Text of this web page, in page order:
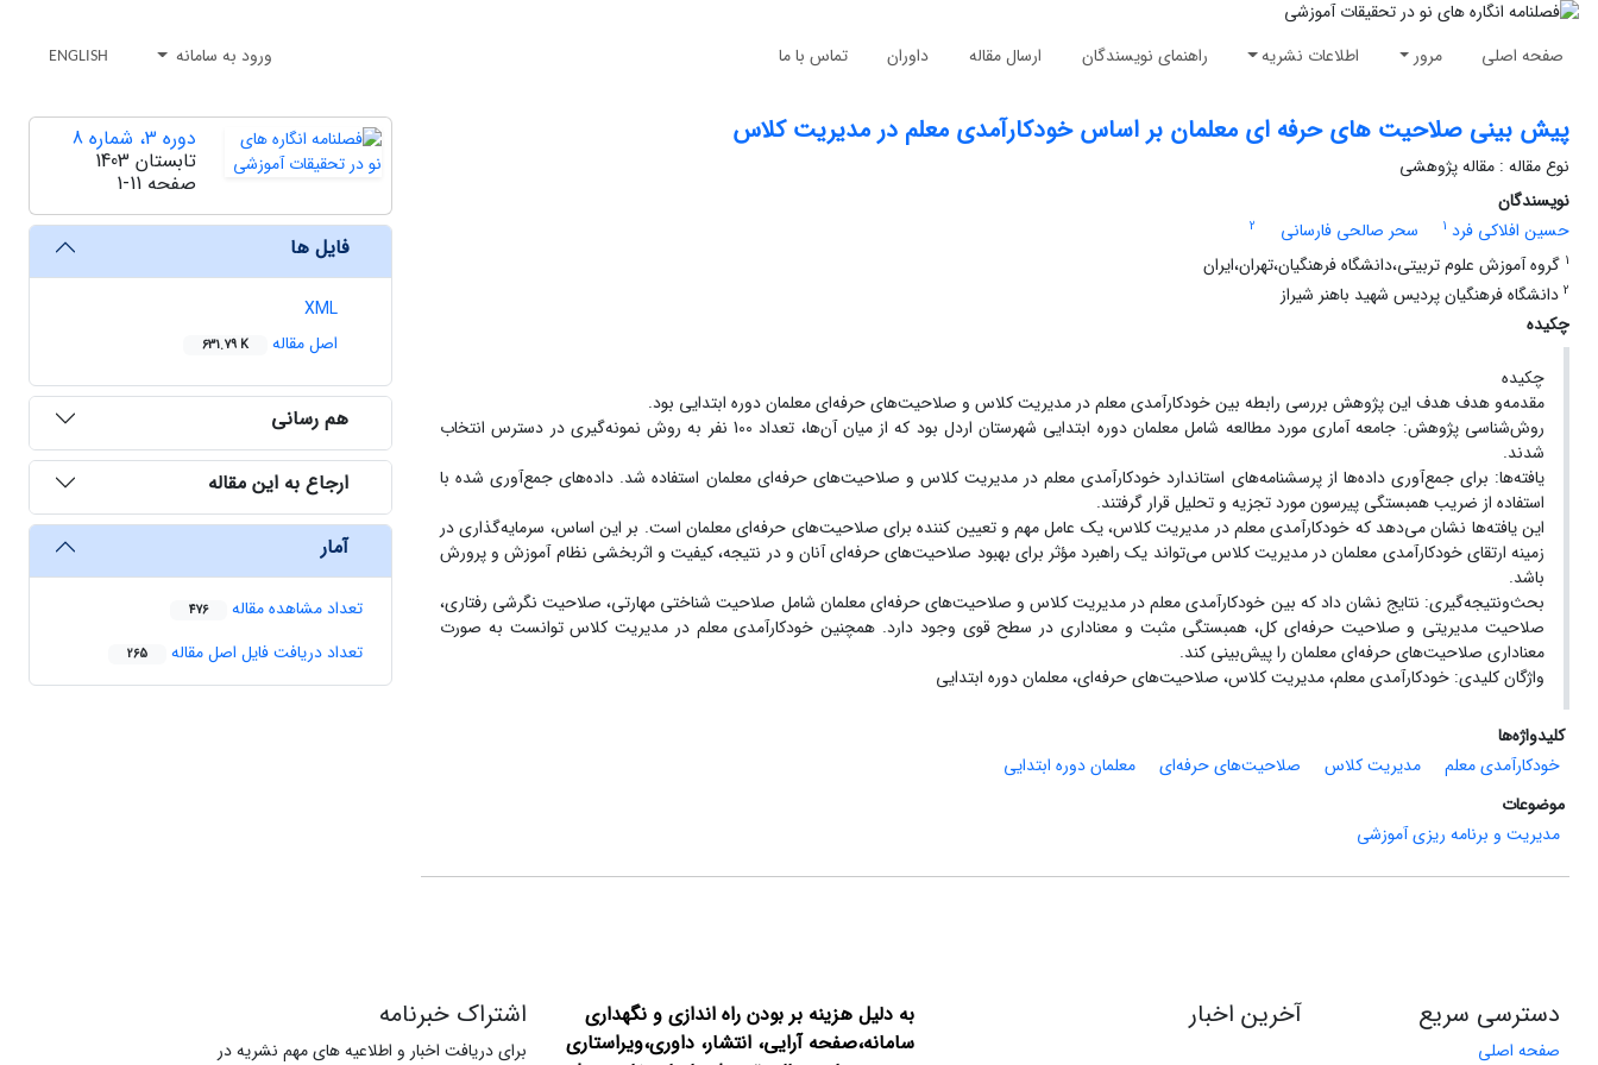
صفحه اصلی مرور اطلاعات نشریه راهنمای نویسندگان ارسال مقاله داوران تماس با ما ورود به سامانه ENGLISH
پیش بینی صلاحیت های حرفه ای معلمان بر اساس خودکارآمدی معلم در مدیریت کلاس
نوع مقاله : مقاله پژوهشی
نویسندگان
حسین افلاکی فرد 1 سحر صالحی فارسانی
2
1 گروه آموزش علوم تربیتی،دانشگاه فرهنگیان،تهران،ایران
2 دانشگاه فرهنگیان پردیس شهید باهنر شیراز
چکیده
چکیده
مقدمه‌و هدف هدف این پژوهش بررسی رابطه بین خودکارآمدی معلم در مدیریت کلاس و صلاحیت‌های حرفه‌ای معلمان دوره ابتدایی بود.
روش‌شناسی پژوهش: جامعه آماری مورد مطالعه شامل معلمان دوره ابتدایی شهرستان اردل بود که از میان آن‌ها، تعداد 100 نفر به روش نمونه‌گیری در دسترس انتخاب
شدند.
یافته‌ها: برای جمع‌آوری داده‌ها از پرسشنامه‌های استاندارد خودکارآمدی معلم در مدیریت کلاس و صلاحیت‌های حرفه‌ای معلمان استفاده شد. داده‌های جمع‌آوری شده با
استفاده از ضریب همبستگی پیرسون مورد تجزیه و تحلیل قرار گرفتند.
این یافته‌ها نشان می‌دهد که خودکارآمدی معلم در مدیریت کلاس، یک عامل مهم و تعیین کننده برای صلاحیت‌های حرفه‌ای معلمان است. بر این اساس، سرمایه‌گذاری در
زمینه ارتقای خودکارآمدی معلمان در مدیریت کلاس می‌تواند یک راهبرد مؤثر برای بهبود صلاحیت‌های حرفه‌ای آنان و در نتیجه، کیفیت و اثربخشی نظام آموزش و پرورش
باشد.
بحث‌ونتیجه‌گیری: نتایج نشان داد که بین خودکارآمدی معلم در مدیریت کلاس و صلاحیت‌های حرفه‌ای معلمان شامل صلاحیت شناختی مهارتی، صلاحیت نگرشی رفتاری،
صلاحیت مدیریتی و صلاحیت حرفه‌ای کل، همبستگی مثبت و معناداری در سطح قوی وجود دارد. همچنین خودکارآمدی معلم در مدیریت کلاس توانست به صورت
معناداری صلاحیت‌های حرفه‌ای معلمان را پیش‌بینی کند.
واژگان کلیدی: خودکارآمدی معلم، مدیریت کلاس، صلاحیت‌های حرفه‌ای، معلمان دوره ابتدایی
کلیدواژه‌ها
خودکارآمدی معلم
مدیریت کلاس صلاحیت‌های حرفه‌ای
معلمان دوره ابتدایی
موضوعات
مدیریت و برنامه ریزی آموزشی
دوره 3، شماره 8
تابستان 1403
صفحه 1-11
فایل ها
XML
اصل مقاله
631.79 K
هم رسانی
ارجاع به این مقاله
آمار
تعداد مشاهده مقاله 476
تعداد دریافت فایل اصل مقاله 265
دسترسی سریع
صفحه اصلی
آخرین اخبار
به دلیل هزینه بر بودن راه اندازی و نگهداری
سامانه،صفحه آرایی، انتشار، داوری،ویراستاری
اشتراک خبرنامه
برای دریافت اخبار و اطلاعیه های مهم نشریه در